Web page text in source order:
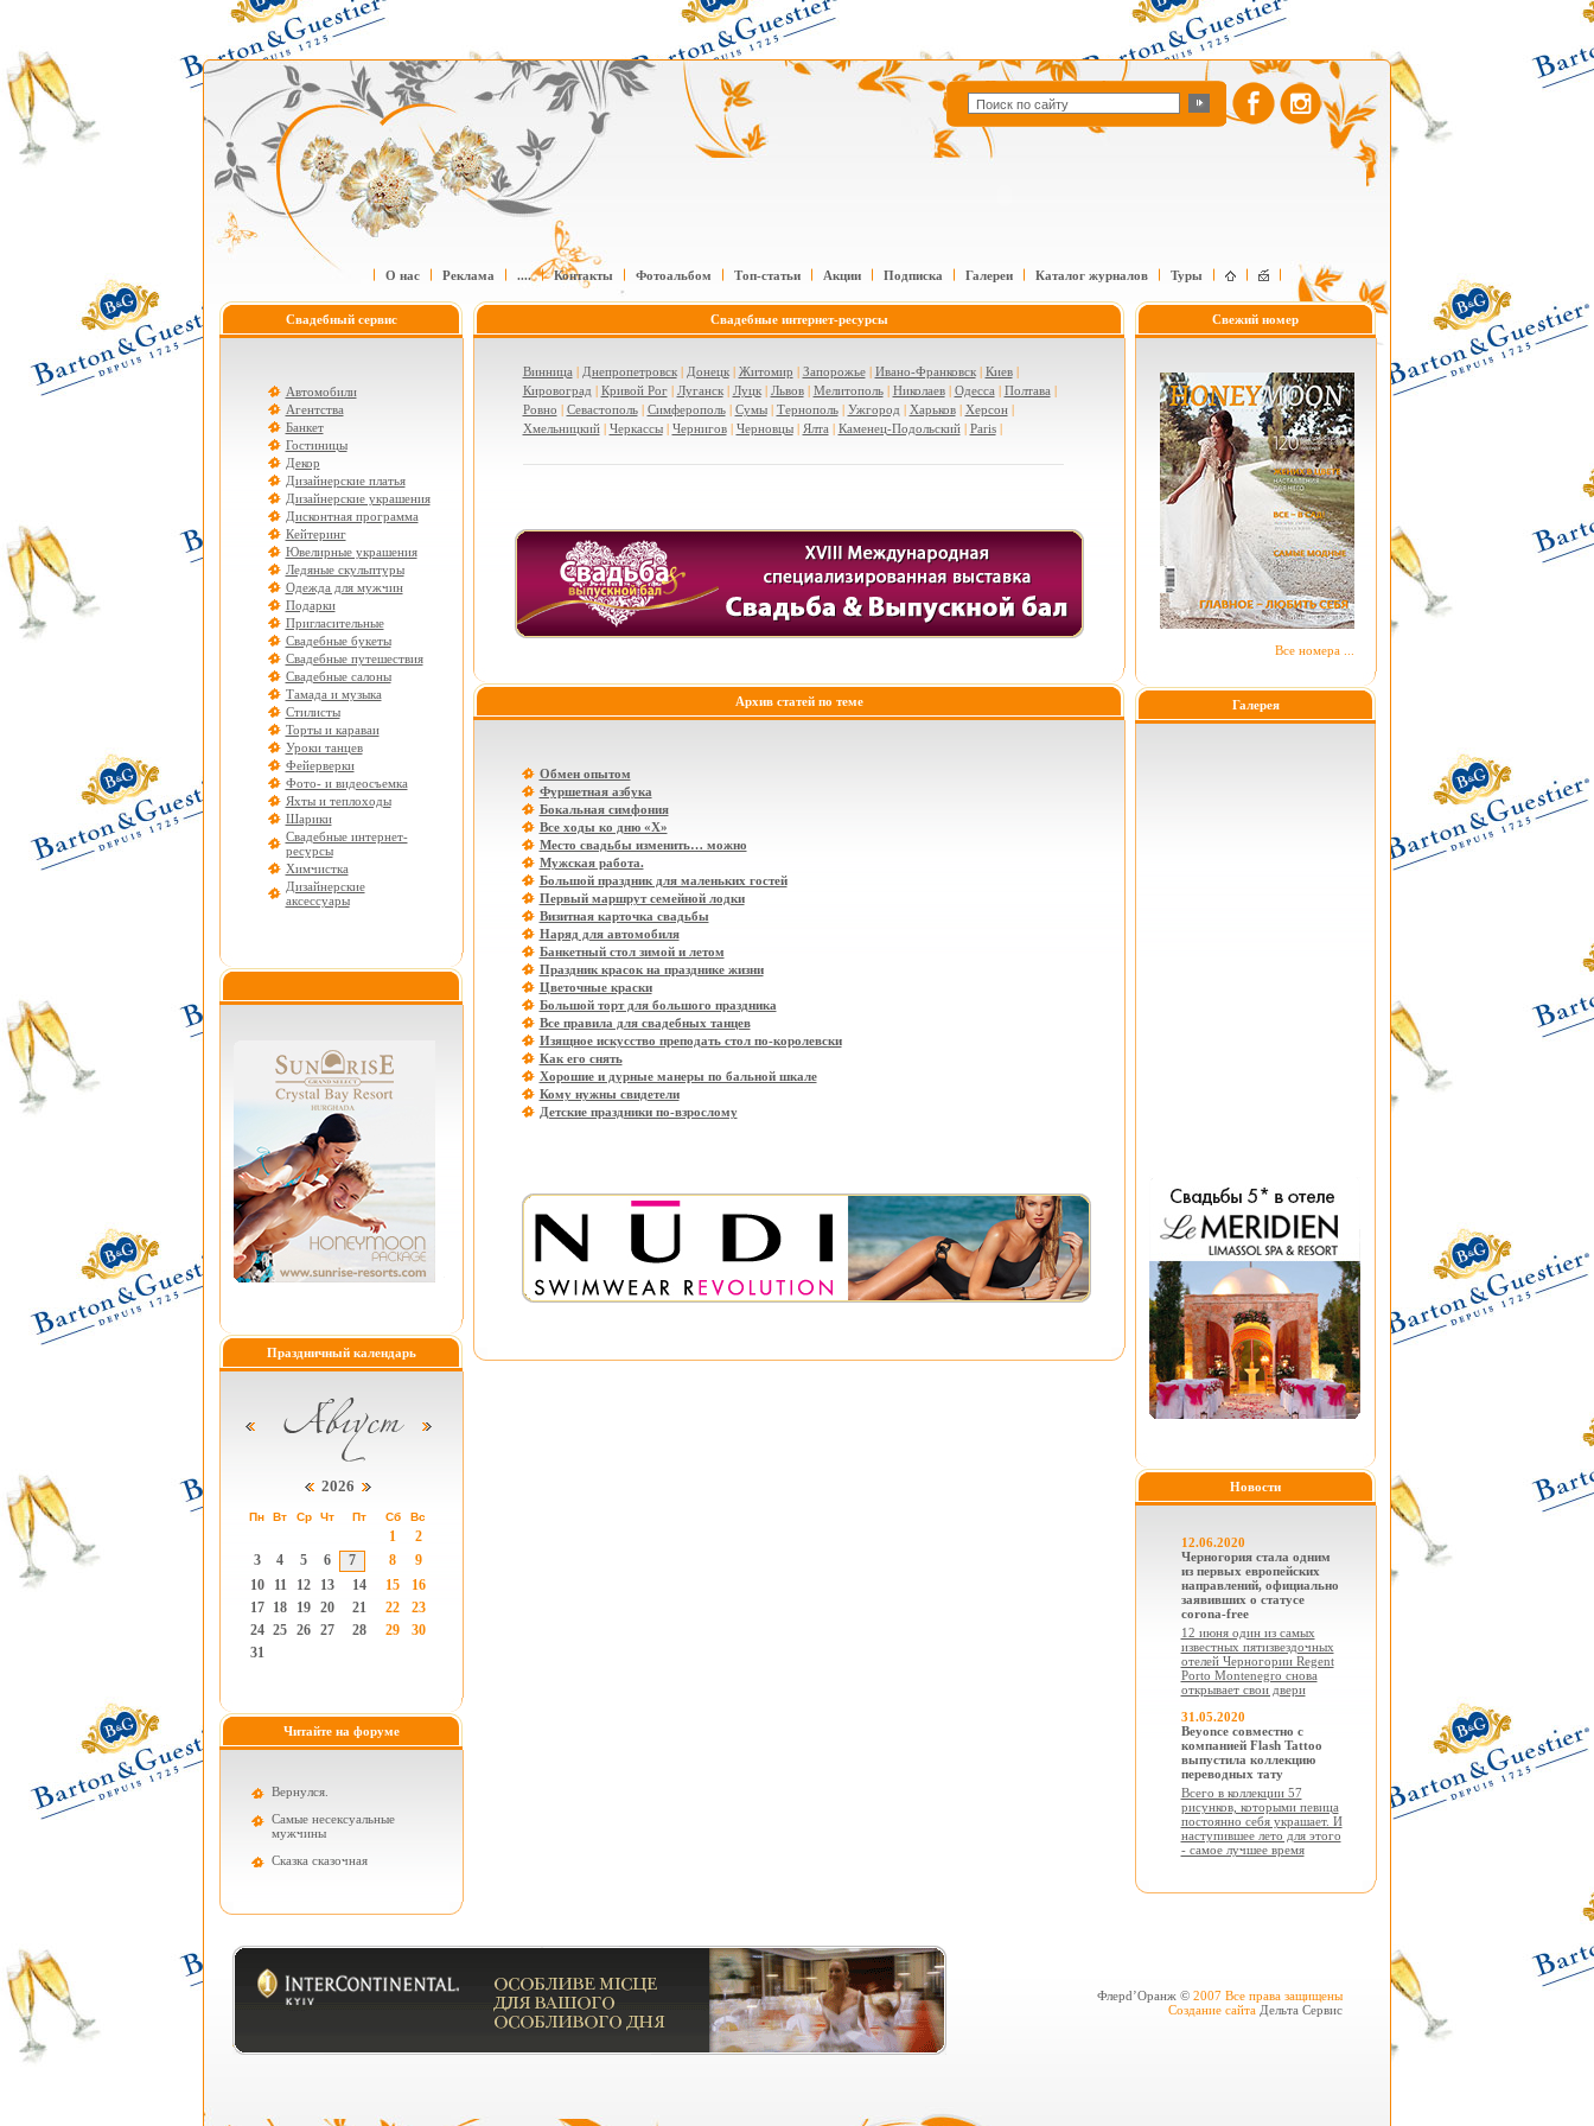
О нас Реклама .... Контакты Фотоальбом Топ-статьи Акции Подписка Галереи Каталог журналов Туры
Свадебный сервис
Автомобили
Агентства
Банкет
Гостиницы
Декор
Дизайнерские платья
Дизайнерские украшения
Дисконтная программа
Кейтеринг
Ювелирные украшения
Ледяные скульптуры
Одежда для мужчин
Подарки
Пригласительные
Свадебные букеты
Свадебные путешествия
Свадебные салоны
Тамада и музыка
Стилисты
Торты и караваи
Уроки танцев
Фейерверки
Фото- и видеосъемка
Яхты и теплоходы
Шарики
Свадебные интернет-
ресурсы
Химчистка
Дизайнерские
аксессуары
Праздничный календарь
2026
Пн Вт Ср Чт Пт Сб Вс
1
2
3
4 5 6 7 8
9
10
11 12 13 14 15
16
17
18 19 20 21 22
23
24 25 26 27 28 29
30
31
Читайте на форуме
Вернулся.
Самые несексуальные
мужчины
Cказка сказочная
Свадебные интернет-ресурсы
Винница | Днепропетровск| Донецк| Житомир | Запорожье| Ивано-Франковск| Киев|
Кировоград | Кривой Рог| Луганск| Луцк| Львов| Мелитополь| Николаев| Одесса | Полтава |
Ровно | Севастополь| Симферополь| Сумы| Тернополь| Ужгород | Харьков| Херсон|
Хмельницкий| Черкассы| Чернигов| Черновцы| Ялта | Каменец-Подольский| Paris|
Архив статей по теме
Обмен опытом
Фуршетная азбука
Бокальная симфония
Все ходы ко дню «Х»
Место свадьбы изменить… можно
Мужская работа.
Большой праздник для маленьких гостей
Первый маршрут семейной лодки
Визитная карточка свадьбы
Наряд для автомобиля
Банкетный стол зимой и летом
Праздник красок на празднике жизни
Цветочные краски
Большой торт для большого праздника
Все правила для свадебных танцев
Изящное искусство преподать стол по-королевски
Как его снять
Хорошие и дурные манеры по бальной шкале
Кому нужны свидетели
Детские праздники по-взрослому
Свежий номер
Все номера ...
Галерея
Новости
12.06.2020
Черногория стала одним
из первых европейских
направлений, официально
заявивших о статусе
corona-free
12 июня один из самых
известных пятизвездочных
отелей Черногории Regent
Porto Montenegro снова
открывает свои двери
31.05.2020
Beyonce совместно с
компанией Flash Tattoo
выпустила коллекцию
переводных тату
Всего в коллекции 57
рисунков, которыми певица
постоянно себя украшает. И
наступившее лето для этого
- самое лучшее время
Флерd’Оранж © 2007 Все права защищены
Создание сайта Дельта Сервис